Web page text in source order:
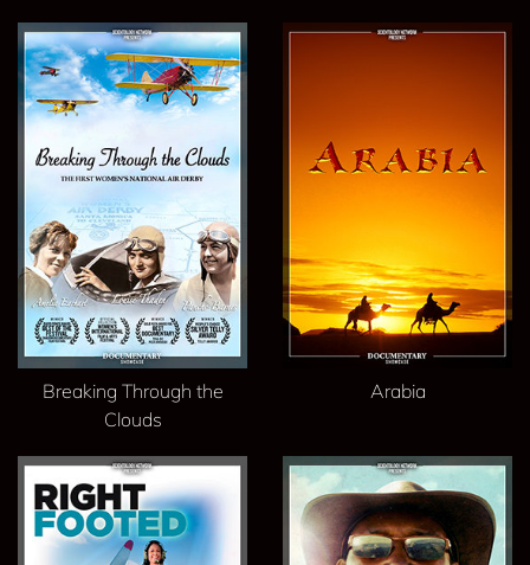
Breaking Through the
Clouds
Arabia